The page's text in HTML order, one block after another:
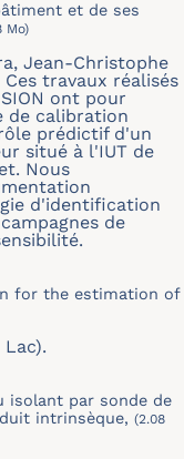
et de ses
Mo)
Jean-Christophe
travaux réalisés
ont pour
de calibration
prédictif d'un
situé à l'IUT de
Nous
d'identification
de
for the estimation of
isolant par sonde de
intrinsèque, (2.08